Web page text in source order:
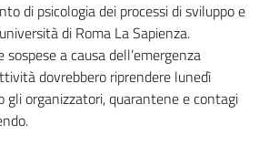
di psicologia dei processi di sviluppo e
di Roma La Sapienza.
a causa dell’emergenza
dovrebbero riprendere lunedì
gli organizzatori, quarantene e contagi